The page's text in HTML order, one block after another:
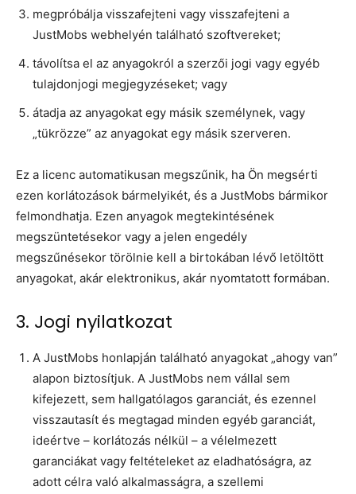
megpróbálja visszafejteni vagy visszafejteni a
JustMobs webhelyén található szoftvereket;
távolítsa el az anyagokról a szerzői jogi vagy egyéb
tulajdonjogi megjegyzéseket; vagy
átadja az anyagokat egy másik személynek, vagy
„tükrözze” az anyagokat egy másik szerveren.
Ez a licenc automatikusan megszűnik, ha Ön megsérti
ezen korlátozások bármelyikét, és a JustMobs bármikor
felmondhatja. Ezen anyagok megtekintésének
megszüntetésekor vagy a jelen engedély
megszűnésekor törölnie kell a birtokában lévő letöltött
anyagokat, akár elektronikus, akár nyomtatott formában.
3. Jogi nyilatkozat
A JustMobs honlapján található anyagokat „ahogy van”
alapon biztosítjuk. A JustMobs nem vállal sem
kifejezett, sem hallgatólagos garanciát, és ezennel
visszautasít és megtagad minden egyéb garanciát,
ideértve – korlátozás nélkül – a vélelmezett
garanciákat vagy feltételeket az eladhatóságra, az
adott célra való alkalmasságra, a szellemi